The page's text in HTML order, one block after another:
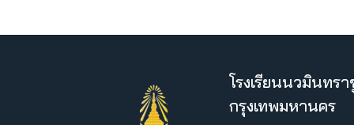
โรงเรียนนวมินทร
กรุงเทพมหานคร